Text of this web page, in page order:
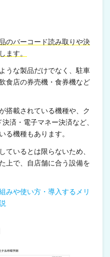
のバーコード読み取りや決
ます。
うな製品だけでなく、駐車
食店の券売機・食券機など
搭載されている機種や、ク
済・電子マネー決済など、
る機種もあります。
ているとは限らないため、
上で、自店舗に合う設備を
みや使い方・導入するメリ